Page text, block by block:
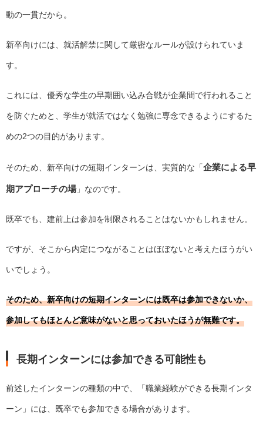
動の一貫だから。
新卒向けには、就活解禁に関して厳密なルールが設けられていま
す。
これには、優秀な学生の早期囲い込み合戦が企業間で行われること
を防ぐためと、学生が就活ではなく勉強に専念できるようにするた
めの2つの目的があります。
そのため、新卒向けの短期インターンは、実質的な「企業による早
期アプローチの場」なのです。
既卒でも、建前上は参加を制限されることはないかもしれません。
ですが、そこから内定につながることはほぼないと考えたほうがい
いでしょう。
そのため、新卒向けの短期インターンには既卒は参加できないか、
参加してもほとんど意味がないと思っておいたほうが無難です。
長期インターンには参加できる可能性も
前述したインターンの種類の中で、「職業経験ができる長期インタ
ーン」には、既卒でも参加できる場合があります。